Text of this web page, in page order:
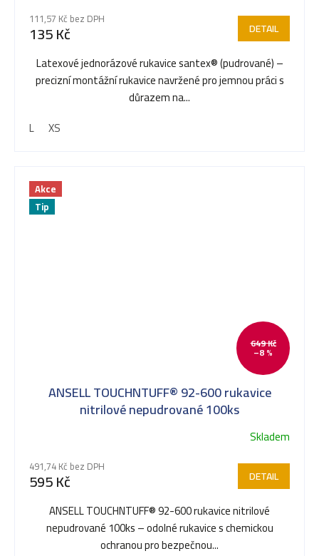
111,57 Kč bez DPH
135 Kč DETAIL
Latexové jednorázové rukavice santex® (pudrované) –
precizní montážní rukavice navržené pro jemnou práci s
důrazem na...
L
XS
Akce
Tip
649 Kč
–8 %
ANSELL TOUCHNTUFF® 92-600 rukavice
nitrilové nepudrované 100ks
Skladem
491,74 Kč bez DPH
595 Kč DETAIL
ANSELL TOUCHNTUFF® 92-600 rukavice nitrilové
nepudrované 100ks – odolné rukavice s chemickou
ochranou pro bezpečnou...